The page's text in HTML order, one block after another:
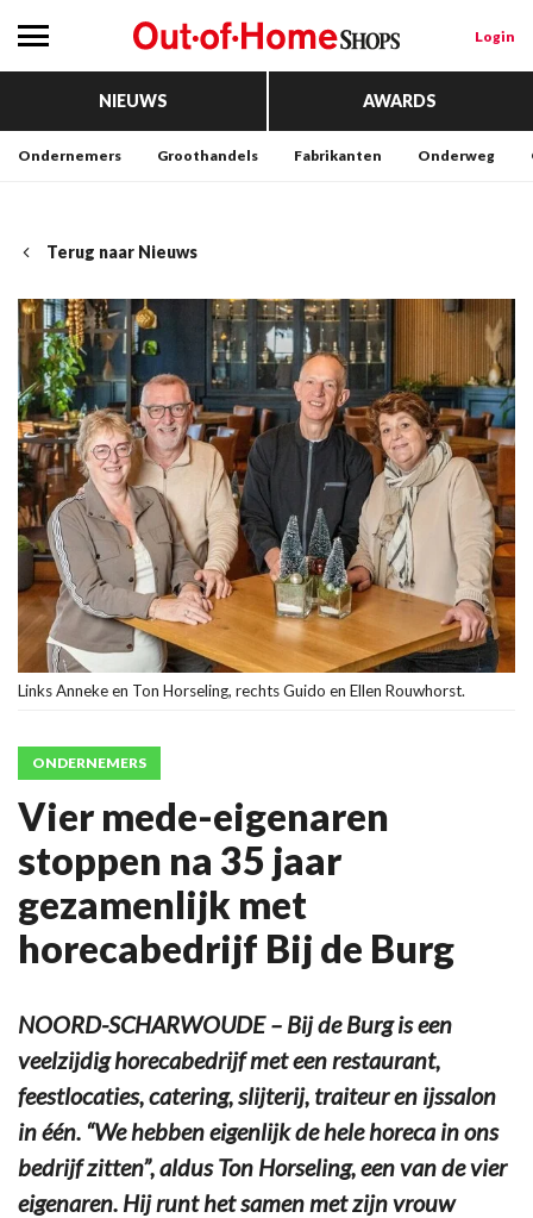
Login
NIEUWS AWARDS
Ondernemers Groothandels Fabrikanten Onderweg
Terug naar Nieuws
Links Anneke en Ton Horseling, rechts Guido en Ellen Rouwhorst.
ONDERNEMERS
Vier mede-eigenaren
stoppen na 35 jaar
gezamenlijk met
horecabedrijf Bij de Burg
NOORD-SCHARWOUDE – Bij de Burg is een
veelzijdig horecabedrijf met een restaurant,
feestlocaties, catering, slijterij, traiteur en ijssalon
in één. “We hebben eigenlijk de hele horeca in ons
bedrijf zitten”, aldus Ton Horseling, een van de vier
eigenaren. Hij runt het samen met zijn vrouw